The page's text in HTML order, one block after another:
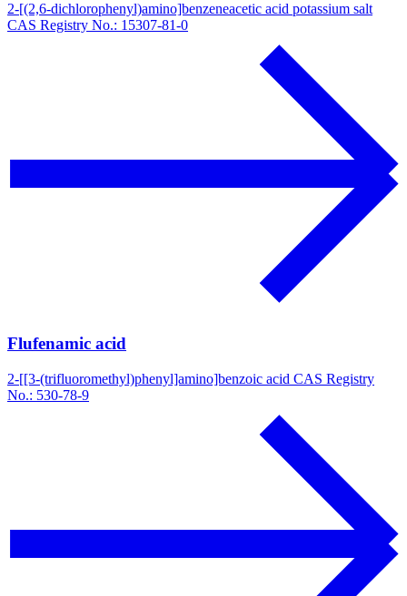
2-[(2,6-dichlorophenyl)amino]benzeneacetic acid potassium salt
CAS Registry No.: 15307-81-0
Flufenamic acid
2-[[3-(trifluoromethyl)phenyl]amino]benzoic acid CAS Registry
No.: 530-78-9